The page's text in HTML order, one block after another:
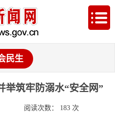
民生
举筑牢防溺水“安全网”
阅读次数： 183 次